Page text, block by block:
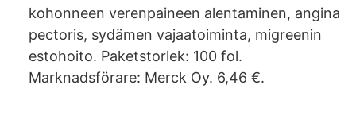
kohonneen verenpaineen alentaminen, angina
pectoris, sydämen vajaatoiminta, migreenin
estohoito. Paketstorlek: 100 fol.
Marknadsförare: Merck Oy. 6,46 €.